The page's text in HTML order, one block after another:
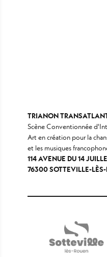
TRIANON
Scène Conventionnée
Art en création pour la
et les musiques
114 AVENUE DU 14
76300 SOTTEVILLE-